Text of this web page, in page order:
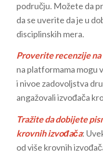
području. Možete da
da se uverite da je u
disciplinskih mera.
Proverite recenzije na
na platformama mogu
i nivoe zadovoljstva
angažovali izvođača
Tražite da dobijete
krovnih izvođača:
od više krovnih